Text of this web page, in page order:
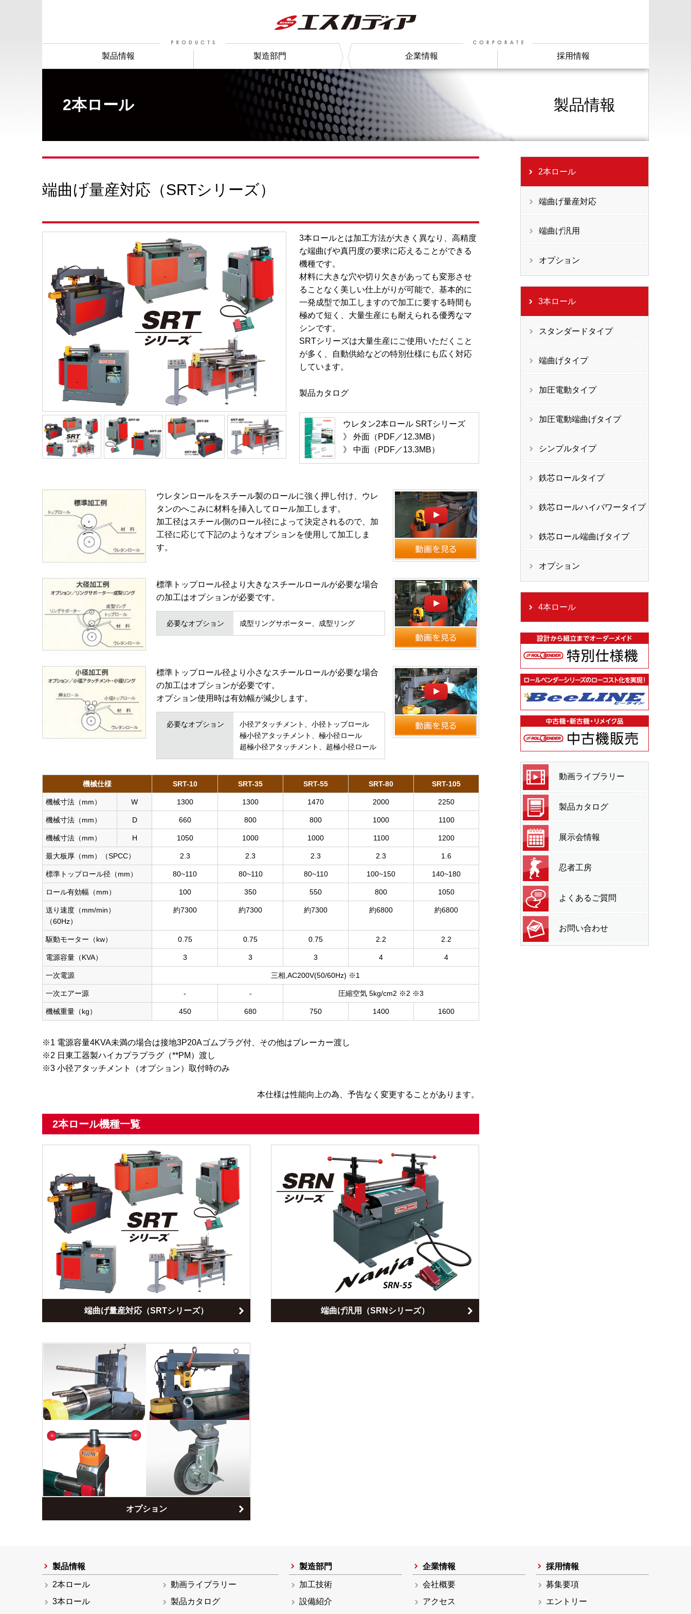
製品情報 製造部門 企業情報 採用情報
2本ロール 製品情報
端曲げ量産対応（SRTシリーズ）
3本ロールとは加工方法が大きく異なり、高精度
な端曲げや真円度の要求に応えることができる
機種です。
材料に大きな穴や切り欠きがあっても変形させ
ることなく美しい仕上がりが可能で、基本的に
一発成型で加工しますので加工に要する時間も
極めて短く、大量生産にも耐えられる優秀なマ
シンです。
SRTシリーズは大量生産にご使用いただくこと
が多く、自動供給などの特別仕様にも広く対応
しています。
製品カタログ
ウレタン2本ロール SRTシリーズ
》 外面（PDF／12.3MB）
》 中面（PDF／13.3MB）
ウレタンロールをスチール製のロールに強く押し付け、ウレ
タンのへこみに材料を挿入してロール加工します。
加工径はスチール側のロール径によって決定されるので、加
工径に応じて下記のようなオプションを使用して加工しま
す。
標準トップロール径より大きなスチールロールが必要な場合
の加工はオプションが必要です。
必要なオプション 成型リングサポーター、成型リング
標準トップロール径より小さなスチールロールが必要な場合
の加工はオプションが必要です。
オプション使用時は有効幅が減少します。
必要なオプション
小径アタッチメント、小径トップロール
極小径アタッチメント、極小径ロール
超極小径アタッチメント、超極小径ロール
機械仕様 SRT-10 SRT-35 SRT-55 SRT-80 SRT-105
機械寸法（mm） W 1300 1300 1470 2000 2250
機械寸法（mm） D 660 800 800 1000 1100
機械寸法（mm） H 1050 1000 1000 1100 1200
最大板厚（mm）（SPCC） 2.3 2.3 2.3 2.3 1.6
標準トップロール径（mm） 80~110 80~110 80~110 100~150 140~180
ロール有効幅（mm） 100 350 550 800 1050
送り速度（mm/min）
（60Hz）
約7300 約7300 約7300 約6800 約6800
駆動モーター（kw） 0.75 0.75 0.75 2.2 2.2
電源容量（KVA） 3 3 3 4 4
一次電源 三相,AC200V(50/60Hz) ※1
一次エアー源 - - 圧縮空気 5kg/cm2 ※2 ※3
機械重量（kg） 450 680 750 1400 1600
※1 電源容量4KVA未満の場合は接地3P20Aゴムプラグ付、その他はブレーカー渡し
※2 日東工器製ハイカプラプラグ（**PM）渡し
※3 小径アタッチメント（オプション）取付時のみ
本仕様は性能向上の為、予告なく変更することがあります。
2本ロール機種一覧
端曲げ量産対応（SRTシリーズ） 端曲げ汎用（SRNシリーズ）
オプション
2本ロール
端曲げ量産対応
端曲げ汎用
オプション
3本ロール
スタンダードタイプ
端曲げタイプ
加圧電動タイプ
加圧電動端曲げタイプ
シンプルタイプ
鉄芯ロールタイプ
鉄芯ロールハイパワータイプ
鉄芯ロール端曲げタイプ
オプション
4本ロール
動画ライブラリー
製品カタログ
展示会情報
忍者工房
よくあるご質問
お問い合わせ
製品情報
2本ロール
3本ロール
動画ライブラリー
製品カタログ
製造部門
加工技術
設備紹介
企業情報
会社概要
アクセス
採用情報
募集要項
エントリー